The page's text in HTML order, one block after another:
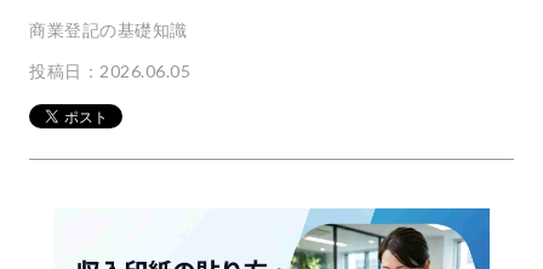
商業登記の基礎知識
投稿日：2026.06.05